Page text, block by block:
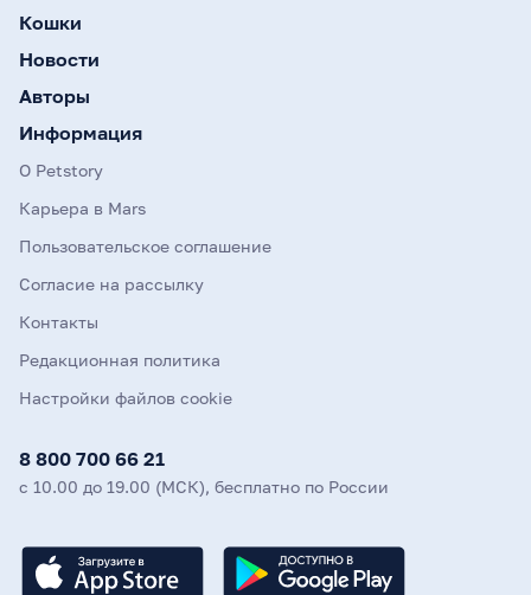
Кошки
Новости
Авторы
Информация
О Petstory
Карьера в Mars
Пользовательское соглашение
Согласие на рассылку
Контакты
Редакционная политика
Настройки файлов cookie
8 800 700 66 21
с 10.00 до 19.00 (МСК), бесплатно по России